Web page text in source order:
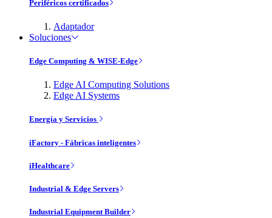
Periféricos certificados
Adaptador
Soluciones
Edge Computing & WISE-Edge
Edge AI Computing Solutions
Edge AI Systems
Energía y Servicios
iFactory - Fábricas inteligentes
iHealthcare
Industrial & Edge Servers
Industrial Equipment Builder